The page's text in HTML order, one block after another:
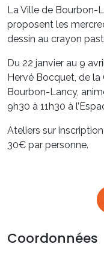
La Ville de Bourbon-
proposent les
dessin au crayon
Du 22 janvier au 9
Hervé Bocquet, de la
Bourbon-Lancy,
9h30 à 11h30 à
Ateliers sur
30€ par personne.
Coordonnées